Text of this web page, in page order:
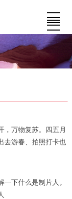
，万物复苏。四五月
去游春、拍照打卡也
下什么是制片人。